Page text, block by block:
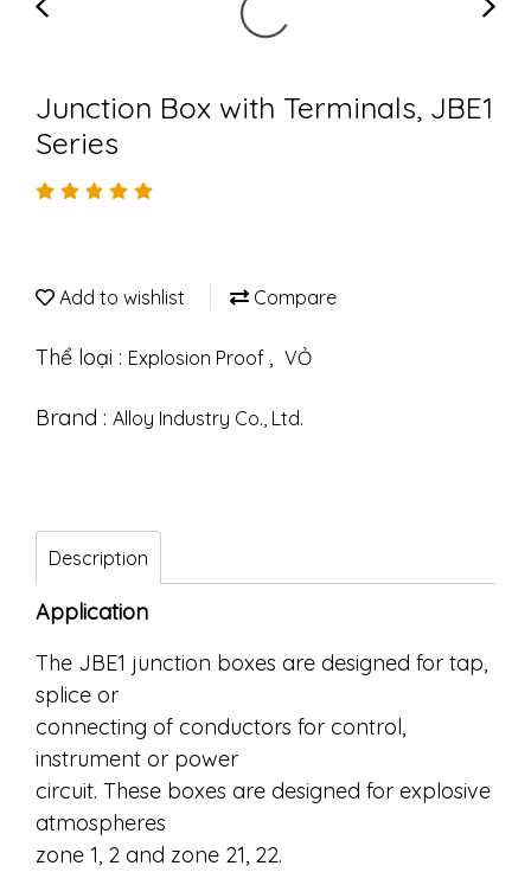
Junction Box with Terminals, JBE1
Series
Add to wishlist Compare
Thể loại : Explosion Proof , VỎ
Brand : Alloy Industry Co., Ltd.
Description
Application
The JBE1 junction boxes are designed for tap,
splice or
connecting of conductors for control,
instrument or power
circuit. These boxes are designed for explosive
atmospheres
zone 1, 2 and zone 21, 22.